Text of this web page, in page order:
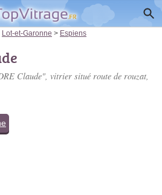
Lot-et-Garonne > Espiens
Claude", vitrier situé route de rouzat,